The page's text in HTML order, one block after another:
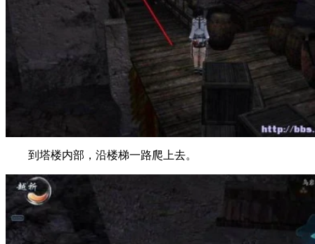
到塔楼内部，沿楼梯一路爬上去。